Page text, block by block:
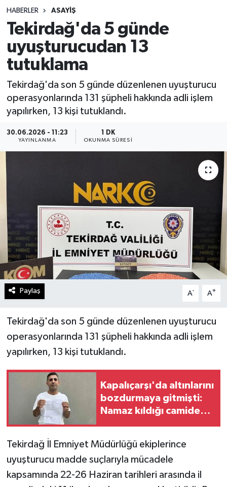
HABERLER ASAYIŞ
Tekirdağ'da 5 günde
uyuşturucudan 13
tutuklama
Tekirdağ'da son 5 günde düzenlenen uyuşturucu
operasyonlarında 131 şüpheli hakkında adli işlem
yapılırken, 13 kişi tutuklandı.
30.06.2026 - 11:23
YAYINLANMA
1 DK
OKUNMA SÜRESI
Paylaş A- A+
Tekirdağ'da son 5 günde düzenlenen uyuşturucu
operasyonlarında 131 şüpheli hakkında adli işlem
yapılırken, 13 kişi tutuklandı.
Kapalıçarşı'da altınlarını
bozdurmaya gitmişti:
Namaz kıldığı camide
Tekirdağ İl Emniyet Müdürlüğü ekiplerince
uyuşturucu madde suçlarıyla mücadele
kapsamında 22-26 Haziran tarihleri arasında il
Spor
Teknoloji
Yaşam